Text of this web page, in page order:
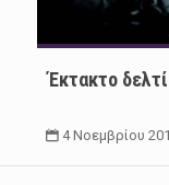
Έκτακτο
4 Νοεμβρίου